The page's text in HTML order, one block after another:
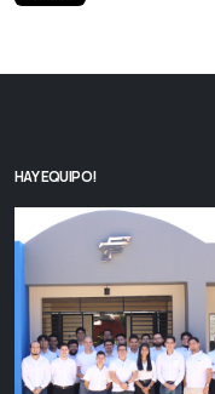
HAY EQUIPO!